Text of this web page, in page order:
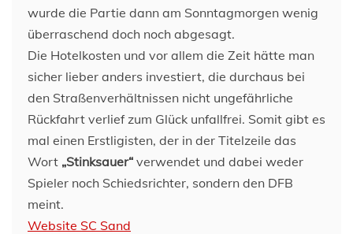
wurde die Partie dann am Sonntagmorgen wenig
überraschend doch noch abgesagt.
Die Hotelkosten und vor allem die Zeit hätte man
sicher lieber anders investiert, die durchaus bei
den Straßenverhältnissen nicht ungefährliche
Rückfahrt verlief zum Glück unfallfrei. Somit gibt es
mal einen Erstligisten, der in der Titelzeile das
Wort „Stinksauer“ verwendet und dabei weder
Spieler noch Schiedsrichter, sondern den DFB
meint.
Website SC Sand